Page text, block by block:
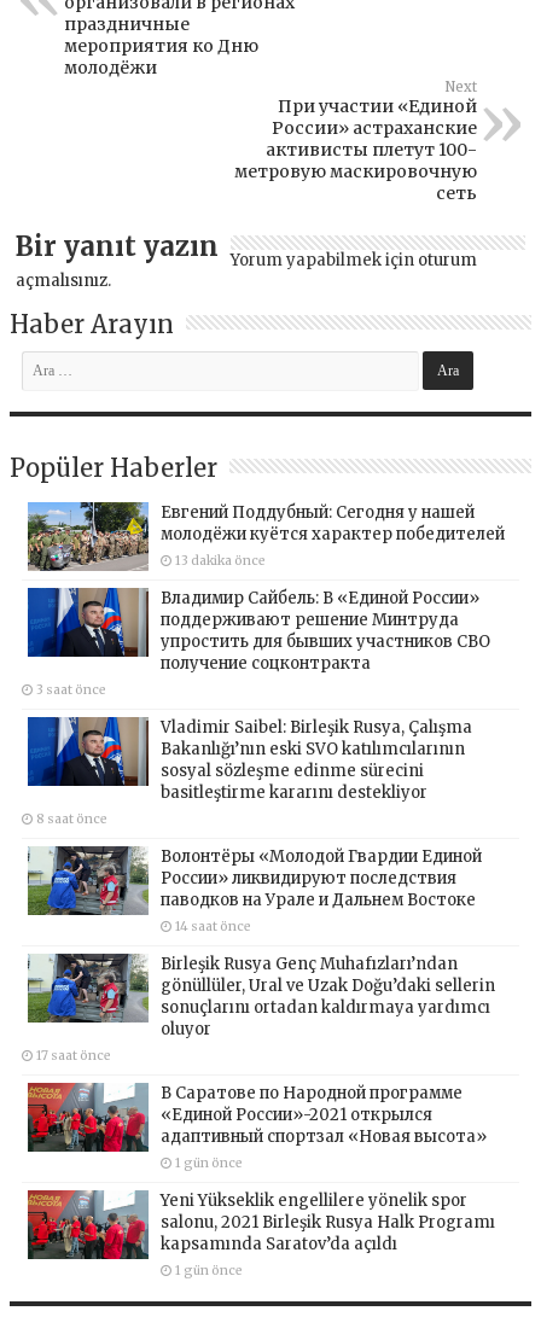
праздничные
мероприятия ко Дню
молодёжи
Next
При участии «Единой
России» астраханские
активисты плетут 100-
метровую маскировочную
сеть
Bir yanıt yazın Yorum yapabilmek için oturum
açmalısınız.
Haber Arayın
Popüler Haberler
Евгений Поддубный: Сегодня у нашей
молодёжи куётся характер победителей
13 dakika önce
Владимир Сайбель: В «Единой России»
поддерживают решение Минтруда
упростить для бывших участников СВО
получение соцконтракта
3 saat önce
Vladimir Saibel: Birleşik Rusya, Çalışma
Bakanlığı’nın eski SVO katılımcılarının
sosyal sözleşme edinme sürecini
basitleştirme kararını destekliyor
8 saat önce
Волонтёры «Молодой Гвардии Единой
России» ликвидируют последствия
паводков на Урале и Дальнем Востоке
14 saat önce
Birleşik Rusya Genç Muhafızları’ndan
gönüllüler, Ural ve Uzak Doğu’daki sellerin
sonuçlarını ortadan kaldırmaya yardımcı
oluyor
17 saat önce
В Саратове по Народной программе
«Единой России»-2021 открылся
адаптивный спортзал «Новая высота»
1 gün önce
Yeni Yükseklik engellilere yönelik spor
salonu, 2021 Birleşik Rusya Halk Programı
kapsamında Saratov’da açıldı
1 gün önce